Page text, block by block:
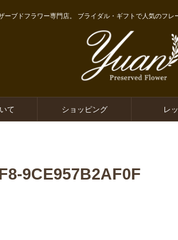
ーブドフラワー専門店。 ブライダル・ギフトで人気のフレ
て ショッピング レ
9CE957B2AF0F